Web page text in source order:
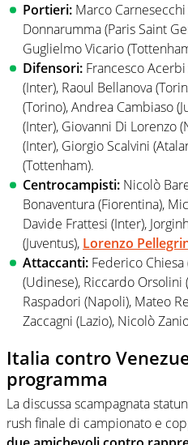
Portieri: Marco
Donnarumma (Paris Saint
Guglielmo Vicario
Difensori: Francesco
(Inter), Raoul Bellanova
(Torino), Andrea Cambiaso
(Inter), Giovanni Di Lorenzo
(Inter), Giorgio Scalvini
(Tottenham).
Centrocampisti: Nicolò
Bonaventura (Fiorentina),
Davide Frattesi (Inter),
(Juventus), Lorenzo
Attaccanti: Federico Chiesa
(Udinese), Riccardo Orsolini
Raspadori (Napoli), Mateo
Zaccagni (Lazio), Nicolò
Italia contro
programma
La discussa scampagnata
rush finale di campionato e